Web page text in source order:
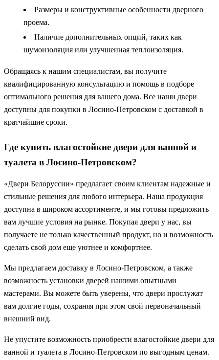
Размеры и конструктивные особенности дверного
проема.
Наличие дополнительных опций, таких как
шумоизоляция или улучшенная теплоизоляция.
Обращаясь к нашим специалистам, вы получите
квалифицированную консультацию и помощь в подборе
оптимального решения для вашего дома. Все наши двери
доступны для покупки в Лосино-Петровском с доставкой в
кратчайшие сроки.
Где купить влагостойкие двери для ванной и
туалета в Лосино-Петровском?
«Двери Белоруссии» предлагает своим клиентам надежные и
стильные решения для любого интерьера. Наша продукция
доступна в широком ассортименте, и мы готовы предложить
вам лучшие условия на рынке. Покупая двери у нас, вы
получаете не только качественный продукт, но и возможность
сделать свой дом еще уютнее и комфортнее.
Мы предлагаем доставку в Лосино-Петровском, а также
возможность установки дверей нашими опытными
мастерами. Вы можете быть уверены, что двери прослужат
вам долгие годы, сохраняя при этом свой первоначальный
внешний вид.
Не упустите возможность приобрести влагостойкие двери для
ванной и туалета в Лосино-Петровском по выгодным ценам.